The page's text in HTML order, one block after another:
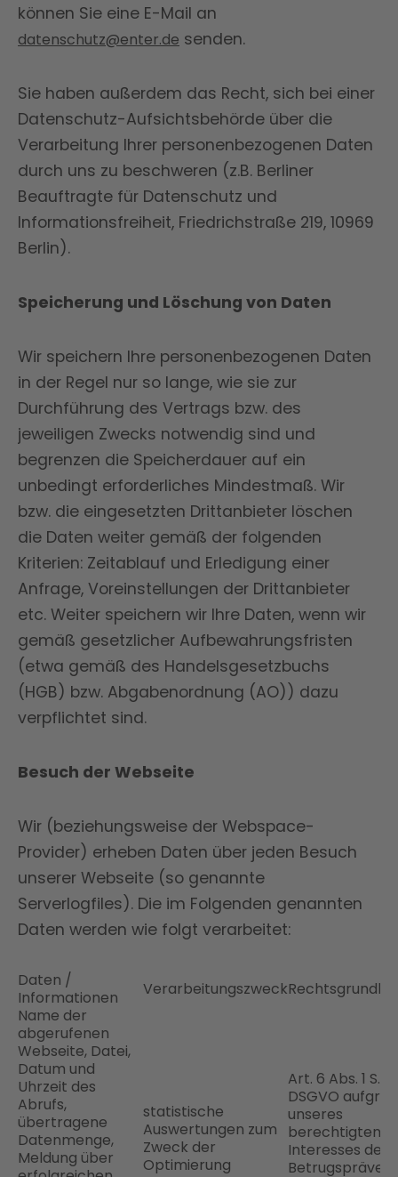
können Sie eine E-Mail an
datenschutz@enter.de senden.
Sie haben außerdem das Recht, sich bei einer
Datenschutz-Aufsichtsbehörde über die
Verarbeitung Ihrer personenbezogenen Daten
durch uns zu beschweren (z.B. Berliner
Beauftragte für Datenschutz und
Informationsfreiheit, Friedrichstraße 219, 10969
Berlin).
Speicherung und Löschung von Daten
Wir speichern Ihre personenbezogenen Daten
in der Regel nur so lange, wie sie zur
Durchführung des Vertrags bzw. des
jeweiligen Zwecks notwendig sind und
begrenzen die Speicherdauer auf ein
unbedingt erforderliches Mindestmaß. Wir
bzw. die eingesetzten Drittanbieter löschen
die Daten weiter gemäß der folgenden
Kriterien: Zeitablauf und Erledigung einer
Anfrage, Voreinstellungen der Drittanbieter
etc. Weiter speichern wir Ihre Daten, wenn wir
gemäß gesetzlicher Aufbewahrungsfristen
(etwa gemäß des Handelsgesetzbuchs
(HGB) bzw. Abgabenordnung (AO)) dazu
verpflichtet sind.
Besuch der Webseite
Wir (beziehungsweise der Webspace-
Provider) erheben Daten über jeden Besuch
unserer Webseite (so genannte
Serverlogfiles). Die im Folgenden genannten
Daten werden wie folgt verarbeitet:
Daten /
Informationen
Verarbeitungszweck
Name der
abgerufenen
Webseite, Datei,
Datum und
Uhrzeit des
Abrufs,
übertragene
Datenmenge,
Meldung über
statistische
Auswertungen zum
Zweck der
Optimierung
Art. 6 Abs. 1 S.1
DSGVO
unseres
berechtigten
Interesses der